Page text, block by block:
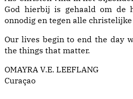
God hierbij is gehaald om de
onnodig en tegen alle
Our lives begin to end the day
the things that matter.
OMAYRA V.E. LEEFLANG
Curaçao